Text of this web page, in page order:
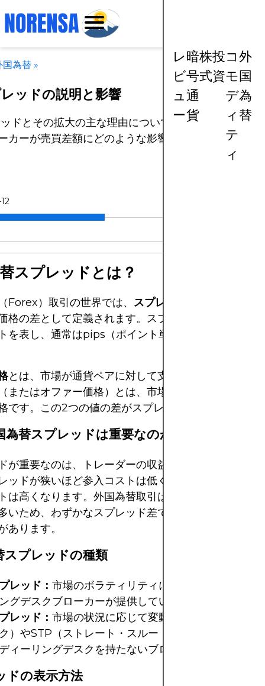
レ
ビ
ュ
ー
暗
号
通
貨
株
式
投
資
コ
モ
デ
ィ
テ
ィ
外
国
為
替
国為替 »
ッドの説明と影響
ドとその拡大の主な理由について理解を深めましょ
カーが売買差額にどのような影響を与えるかを理解
スプレッドとは？
Forex）取引の世界では、 スプレッド
格の差として定義されます。スプレッドは取引を実
を表し、通常はpips （ポイント単位のパーセンテー
とは、市場が通貨ペアに対して支払う意思のある価
またはオファー価格）とは、市場がトレーダーにそ
です。この2つの値の差がスプレッドです。
為替スプレッドは重要なのか？
が重要なのは、トレーダーの収益性に直接影響を与
ッドが狭いほど参入コストは低くなり、スプレッド
は高くなります。外国為替取引は取引量が多く、マ
いため、わずかなスプレッド差でも長期的には大き
あります。
スプレッドの種類
レッド： 市場のボラティリティに関わらず一定です
グデスクブローカーが提供しています。
レッド： 市場の状況に応じて変動します。ECN（電
）やSTP（ストレート・スルー・プロセッシング）
ィーリングデスクを持たないブローカーでより一般
ドの表示方法